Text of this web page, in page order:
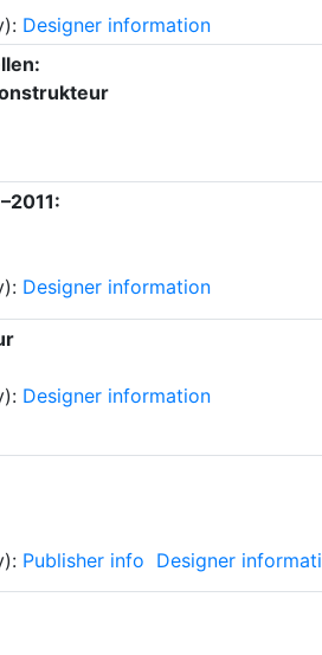
Designer information
Designer information
Designer information
Publisher info Designer